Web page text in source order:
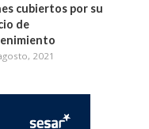
cubiertos por su
de
2021